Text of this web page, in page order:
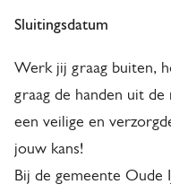
Sluitingsdatum
Werk jij graag buiten,
graag de handen uit
een veilige en
jouw kans!
Bij de gemeente Oude